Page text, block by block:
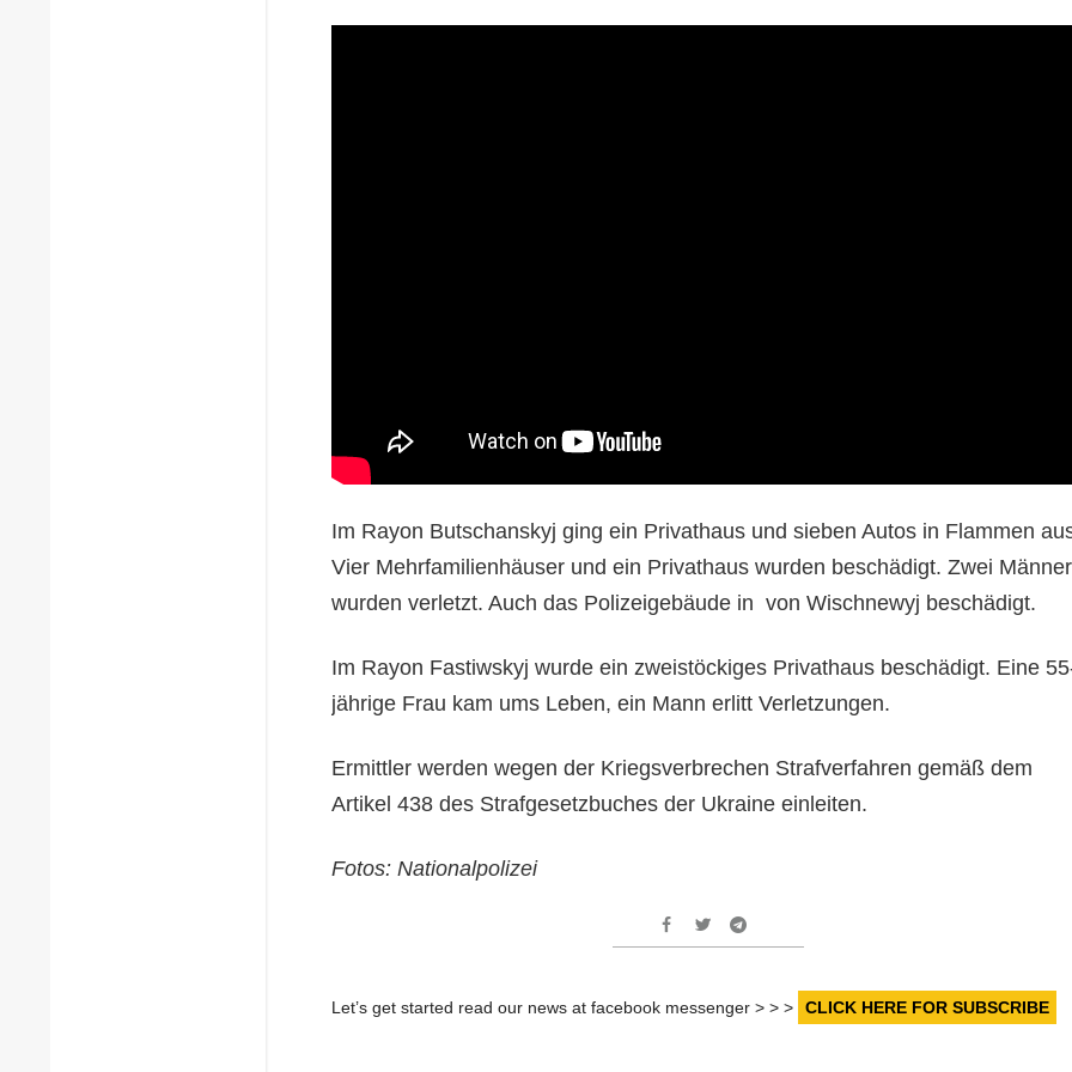
Im Rayon Butschanskyj ging ein Privathaus und sieben Autos in Flammen
Vier Mehrfamilienhäuser und ein Privathaus wurden beschädigt. Zwei Männer
wurden verletzt. Auch das Polizeigebäude in von Wischnewyj beschädigt.
Im Rayon Fastiwskyj wurde ein zweistöckiges Privathaus beschädigt. Eine
jährige Frau kam ums Leben, ein Mann erlitt Verletzungen.
Ermittler werden wegen der Kriegsverbrechen Strafverfahren gemäß dem
Artikel 438 des Strafgesetzbuches der Ukraine einleiten.
Fotos: Nationalpolizei
Let’s get started read our news at facebook messenger > > > CLICK HERE FOR SUBSCRIBE